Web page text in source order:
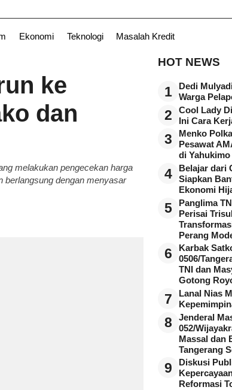
Ekonomi Teknologi Masalah Kredit
TNI
ke
dan
melakukan pengecekan harga
berlangsung dengan menyasar
HOT NEWS
1
Dedi
Warga
2
Cool Lady
Ini Cara
3
Menko
Pesawat
di Yahukimo
4
Belajar dari
Siapkan
Ekonomi
5
Panglima
Perisai
Perang
6
Karbak
0506/
TNI dan
Gotong
7
Lanal Nias
8
Jenderal
052/
Massal dan
Tangerang
9
Diskusi
Reformasi